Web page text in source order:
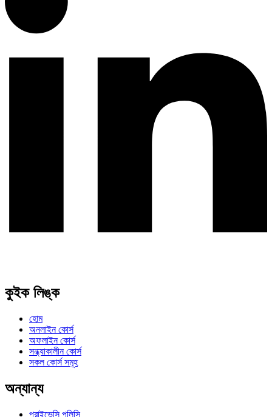
কুইক লিঙ্ক
হোম
অনলাইন কোর্স
অফলাইন কোর্স
সন্ধ্যাকালীন কোর্স
সকল কোর্স সমূহ
অন্যান্য
প্রাইভেসি পলিসি